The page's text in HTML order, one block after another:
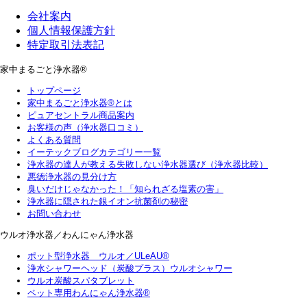
会社案内
個人情報保護方針
特定取引法表記
家中まるごと浄水器®
トップページ
家中まるごと浄水器®とは
ピュアセントラル商品案内
お客様の声（浄水器口コミ）
よくある質問
イーテックブログカテゴリー一覧
浄水器の達人が教える失敗しない浄水器選び（浄水器比較）
悪徳浄水器の見分け方
臭いだけじゃなかった！「知られざる塩素の害」
浄水器に隠された銀イオン抗菌剤の秘密
お問い合わせ
ウルオ浄水器／わんにゃん浄水器
ポット型浄水器 ウルオ／ULeAU®
浄水シャワーヘッド（炭酸プラス）ウルオシャワー
ウルオ炭酸スパタブレット
ペット専用わんにゃん浄水器®